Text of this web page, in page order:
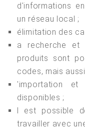
d'informations
un réseau local ;
élimitation des
a recherche et
produits sont
codes, mais
'importation et
disponibles ;
l est possible
travailler avec